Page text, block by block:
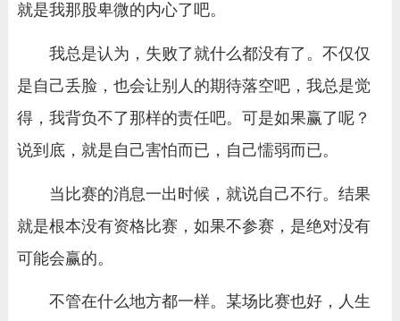
就是我那股卑微的内心了吧。
我总是认为，失败了就什么都没有了。不仅仅
是自己丢脸，也会让别人的期待落空吧，我总是觉
得，我背负不了那样的责任吧。可是如果赢了呢？
说到底，就是自己害怕而已，自己懦弱而已。
当比赛的消息一出时候，就说自己不行。结果
就是根本没有资格比赛，如果不参赛，是绝对没有
可能会赢的。
不管在什么地方都一样。某场比赛也好，人生